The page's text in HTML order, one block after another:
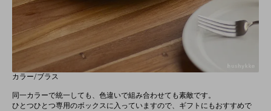
カラー/ブラス
同一カラーで統一しても、色違いで組み合わせても素敵です。
ひとつひとつ専用のボックスに入っていますので、ギフトにもおすすめで